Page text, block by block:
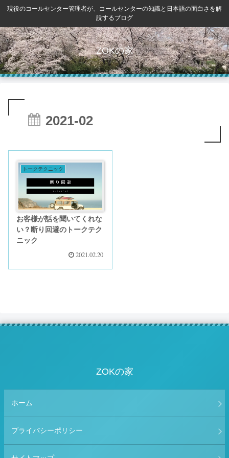
現役のコールセンター管理者が、コールセンターの知識と日本語の面白さを解
説するブログ
ZOKの家
2021-02
トークテクニック
お客様が話を聞いてくれな
い？断り回避のトークテク
ニック
2021.02.20
ZOKの家
ホーム
プライバシーポリシー